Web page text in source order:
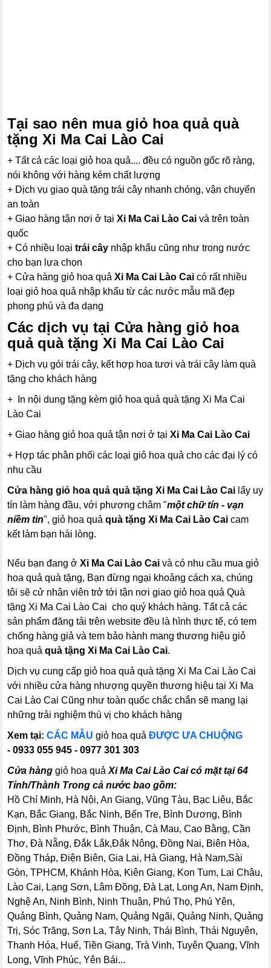
Tại sao nên mua giỏ hoa quảquà
tặng Xi Ma Cai Lào Cai
+ Tất cả các loại giỏ hoa quả.... đều có nguồn gốc rõ ràng,
nói không với hàng kém chất lượng
+ Dịch vụ giao quà tặng trái cây nhanh chóng, vận chuyển
an toàn
+ Giao hàng tận nơi ở tạiXi Ma Cai Lào Cai và trên toàn
quốc
+ Có nhiều loạitrái cây nhập khẩu cũng như trong nước
cho bạn lựa chọn
+ Cửa hàng giỏ hoa quả Xi Ma Cai Lào Cai có rất nhiều
loại giỏ hoa quả nhập khẩu từ các nước mẫu mã đẹp
phong phú và đa dạng
Các dịch vụ tại Cửa hàng giỏ hoa
quả quà tặng Xi Ma Cai Lào Cai
+ Dịch vụ gói trái cây, kết hợp hoa tươi và trái cây làm quà
tặng cho khách hàng
+ In nội dung tặng kèm giỏ hoa quả quà tặng Xi Ma Cai
Lào Cai
+ Giao hàng giỏ hoa quả tận nơi ở tạiXi Ma Cai Lào Cai
+ Hợp tác phân phối các loại giỏ hoa quả cho các đại lý có
nhu cầu
Cửa hàng giỏ hoa quả quà tặng Xi Ma Cai Lào Cai lấy uy
tín làm hàng đầu, với phương châm "một chữ tín - vạn
niềm tin", giỏ hoa quả quà tặngXi Ma Cai Lào Cai cam
kết làm bạn hài lòng.
Nếu bạn đang ởXi Ma Cai Lào Cai và có nhu cầu mua giỏ
hoa quả quà tặng, Bạn đừng ngại khoảng cách xa, chúng
tôi sẽ cử nhân viên trở tới tận nơi giao giỏ hoa quả Quà
tặng Xi Ma Cai Lào Cai cho quý khách hàng. Tất cả các
sản phẩm đăng tải trên website đều là hình thực tế, có tem
chống hàng giả và tem bảo hành mang thương hiệu giỏ
hoa quả quà tặng Xi Ma Cai Lào Cai.
Dịch vụ cung cấp giỏ hoa quả quà tặng Xi Ma Cai Lào Cai
với nhiều cửa hàng nhượng quyền thương hiệu tại Xi Ma
Cai Lào Cai Cũng như toàn quốc chắc chắn sẽ mang lại
những trải nghiệm thù vị cho khách hàng
Xem tại:CÁC MẪUgiỏ hoa quả ĐƯỢC ƯA CHUỘNG
- 0933 055 945 - 0977 301 303
Cửa hànggiỏ hoa quả Xi Ma Cai Lào Cai có mặt tại 64
Tỉnh/Thành Trong cả nước bao gồm:
Hồ Chí Minh, Hà Nội, An Giang, Vũng Tàu, Bạc Liêu, Bắc
Kạn, Bắc Giang, Bắc Ninh, Bến Tre, Bình Dương, Bình
Định, Bình Phước, Bình Thuận, Cà Mau, Cao Bằng, Cần
Thơ, Đà Nẵng, Đắk Lắk,Đắk Nông, Đồng Nai, Biên Hòa,
Đồng Tháp, Điện Biên, Gia Lai, Hà Giang, Hà Nam,Sài
Gòn, TPHCM, Khánh Hòa, Kiên Giang, Kon Tum, Lai Châu,
Lào Cai, Lạng Sơn, Lâm Đồng, Đà Lạt, Long An, Nam Định,
Nghệ An, Ninh Bình, Ninh Thuận, Phú Thọ, Phú Yên,
Quảng Bình, Quảng Nam, Quảng Ngãi, Quảng Ninh, Quảng
Trị, Sóc Trăng, Sơn La, Tây Ninh, Thái Bình, Thái Nguyên,
Thanh Hóa, Huế, Tiền Giang, Trà Vinh, Tuyên Quang, Vĩnh
Long, Vĩnh Phúc, Yên Bái...